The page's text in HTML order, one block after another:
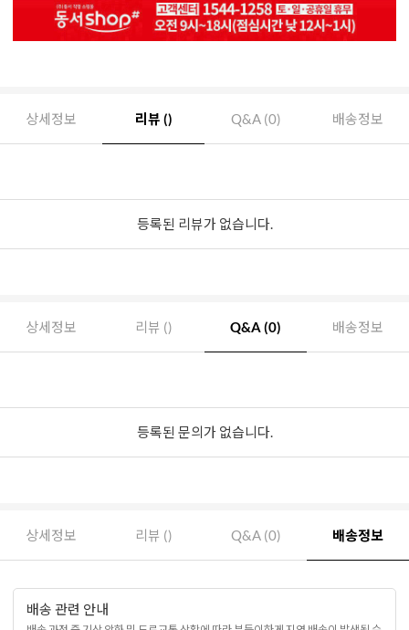
상세정보 리뷰 () Q&A (0) 배송정보
등록된 리뷰가 없습니다.
상세정보 리뷰 () Q&A (0) 배송정보
등록된 문의가 없습니다.
상세정보 리뷰 () Q&A (0) 배송정보
배송 관련 안내